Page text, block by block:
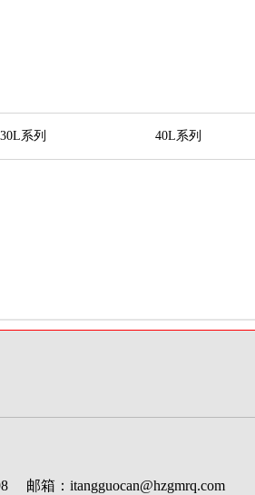
30L系列 40L系列
邮箱：itangguocan@hzgmrq.com